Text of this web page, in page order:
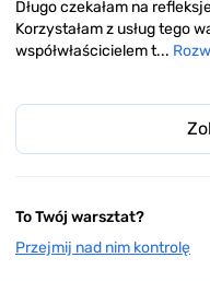
Długo czekałam na
Korzystałam z usług tego
współwłaścicielem t...
To Twój warsztat?
Przejmij nad nim kontrolę